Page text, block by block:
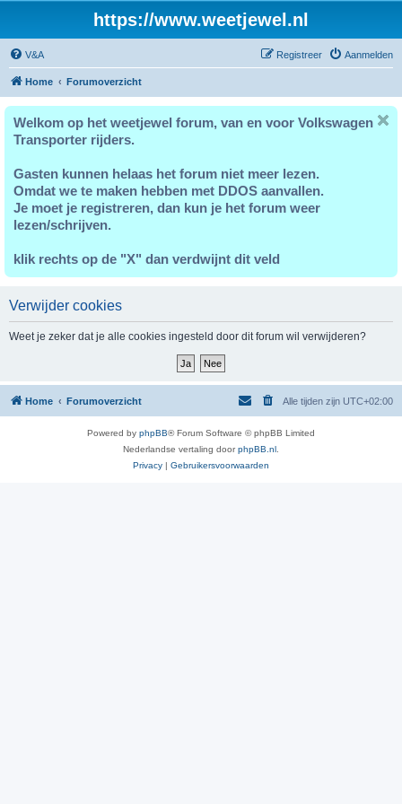
https://www.weetjewel.nl
V&A Aanmelden
Registreer
Home Forumoverzicht
Welkom op het weetjewel forum, van en voor Volkswagen
Transporter rijders.
Gasten kunnen helaas het forum niet meer lezen.
Omdat we te maken hebben met DDOS aanvallen.
Je moet je registreren, dan kun je het forum weer
lezen/schrijven.
klik rechts op de "X" dan verdwijnt dit veld
Verwijder cookies
Weet je zeker dat je alle cookies ingesteld door dit forum wil verwijderen?
Home Forumoverzicht Alle tijden zijn UTC+02:00
Powered by phpBB® Forum Software © phpBB Limited
Nederlandse vertaling doorphpBB.nl
Privacy | Gebruikersvoorwaarden